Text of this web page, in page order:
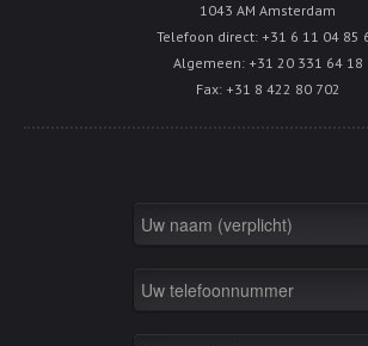
1043 AM Amsterdam
Telefoon direct: +31 6 11 04 85
Algemeen: +31 20 331 64 18
Fax: +31 8 422 80 702